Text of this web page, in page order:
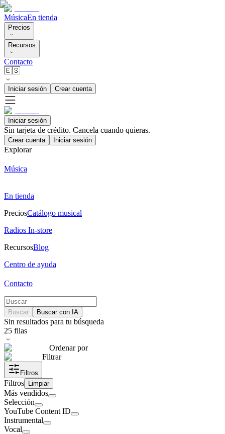
MúsicaEn tienda
Precios
Recursos
Contacto
🇪🇸
Iniciar sesión Crear cuenta
Iniciar sesión
Sin tarjeta de crédito. Cancela cuando quieras.
Crear cuenta Iniciar sesión
Explorar
Música
En tienda
PreciosCatálogo musical
Radios In-store
RecursosBlog
Centro de ayuda
Contacto
Buscar Buscar con IA
Sin resultados para tu búsqueda
25 filas
Ordenar por
Filtrar
Filtros
Filtros Limpiar
Más vendidos
Selección
YouTube Content ID
Instrumental
Vocal